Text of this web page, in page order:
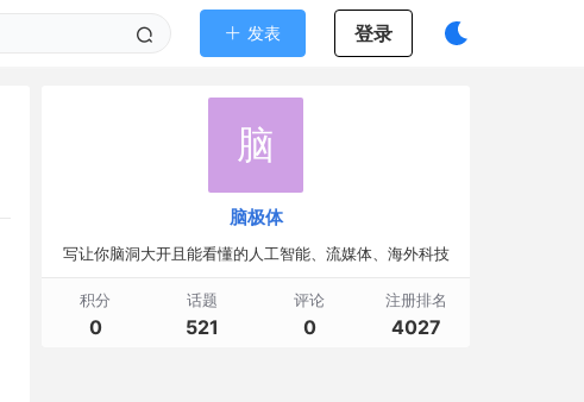
发表 登录
脑
脑极体
写让你脑洞大开且能看懂的人工智能、流媒体、海外科技
积分
0
话题
521
评论
0
注册排名
4027